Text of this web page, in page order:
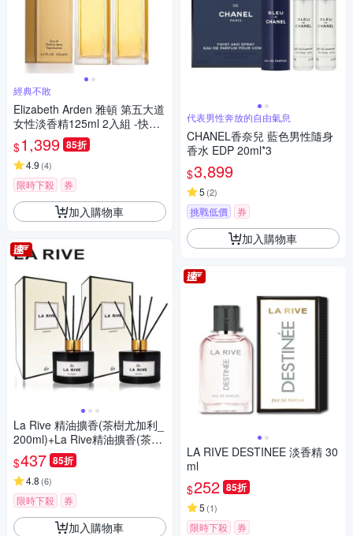
經典不敗
Elizabeth Arden 雅頓 第五大道
女性淡香精125ml 2入組 -快速
到貨
$1,399 85折
4.9 (4)
限時下殺 券
加入購物車
La Rive 精油擴香(茶樹尤加利_
200ml)+La Rive精油擴香(茶樹
柑橘_200ml)
$437 85折
4.8 (6)
限時下殺 券
加入購物車
代表男性奔放的自由氣息
CHANEL香奈兒 藍色男性隨身
香水 EDP 20ml*3
$3,899
5 (2)
挑戰低價 券
加入購物車
LA RIVE DESTINEE 淡香精 30
ml
$252 85折
5 (1)
限時下殺 券